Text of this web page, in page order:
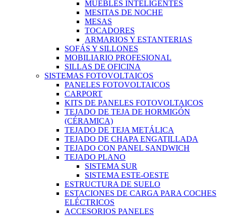
MUEBLES INTELIGENTES
MESITAS DE NOCHE
MESAS
TOCADORES
ARMARIOS Y ESTANTERIAS
SOFÁS Y SILLONES
MOBILIARIO PROFESIONAL
SILLAS DE OFICINA
SISTEMAS FOTOVOLTAICOS
PANELES FOTOVOLTAICOS
CARPORT
KITS DE PANELES FOTOVOLTAICOS
TEJADO DE TEJA DE HORMIGÓN
(CÉRAMICA)
TEJADO DE TEJA METÁLICA
TEJADO DE CHAPA ENGATILLADA
TEJADO CON PANEL SANDWICH
TEJADO PLANO
SISTEMA SUR
SISTEMA ESTE-OESTE
ESTRUCTURA DE SUELO
ESTACIONES DE CARGA PARA COCHES
ELÉCTRICOS
ACCESORIOS PANELES